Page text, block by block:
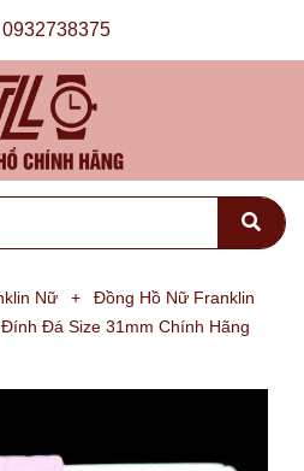
0932738375
Nữ +
Đồng Hồ Nữ Franklin
Đá Size 31mm Chính Hãng